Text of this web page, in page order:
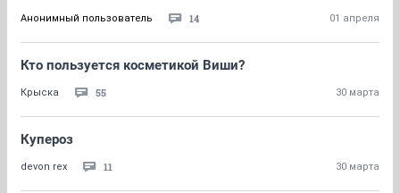
Анонимный пользователь 14 01 апреля
Кто пользуется косметикой Виши?
Крыска 55 30 марта
Купероз
devon rex 11 30 марта